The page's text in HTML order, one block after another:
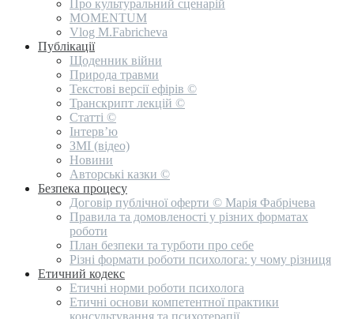
Про культуральний сценарій
MOMENTUM
Vlog M.Fabricheva
Публікації
Щоденник війни
Природа травми
Текстові версії ефірів ©
Транскрипт лекцій ©
Статті ©
Інтерв’ю
ЗМІ (відео)
Новини
Авторські казки ©
Безпека процесу
Договір публічної оферти © Марія Фабрічева
Правила та домовленості у різних форматах
роботи
План безпеки та турботи про себе
Різні формати роботи психолога: у чому різниця
Етичний кодекс
Етичні норми роботи психолога
Етичні основи компетентної практики
консультування та психотерапії